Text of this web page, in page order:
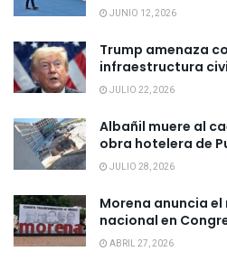
JUNIO 12, 2026
Trump amenaza
infraestructura
JULIO 22, 2026
Albañil muere al
obra hotelera de
JULIO 28, 2026
Morena anuncia
nacional en
ABRIL 27, 2026